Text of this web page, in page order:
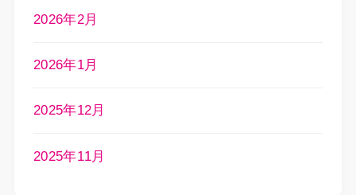
2026年2月
2026年1月
2025年12月
2025年11月